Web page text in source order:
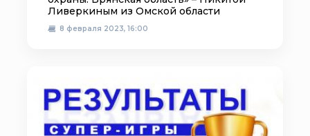
Ливеркиным из Омской области
8 февраля 2023, 16:00